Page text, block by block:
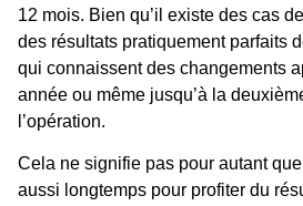
12 mois. Bien qu’il existe des cas
des résultats pratiquement parfaits
qui connaissent des changements
année ou même jusqu’à la
l’opération.
Cela ne signifie pas pour autant
aussi longtemps pour profiter du